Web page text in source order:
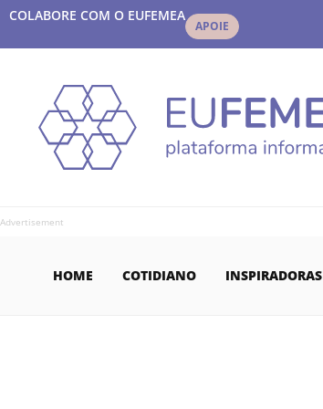
COLABORE COM O EUFEMEA
APOIE
Advertisement
HOME COTIDIANO INSPIRADORAS